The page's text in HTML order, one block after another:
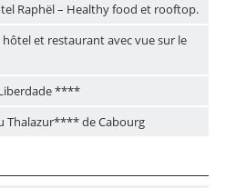
Raphël – Healthy food et rooftop.
et restaurant avec vue sur le
****
Thalazur**** de Cabourg